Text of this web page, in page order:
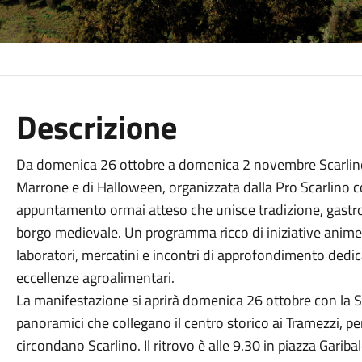
Descrizione
Da domenica 26 ottobre a domenica 2 novembre
Marrone e di Halloween, organizzata dalla Pro Scarlino
appuntamento ormai atteso che unisce tradizione,
borgo medievale. Un programma ricco di iniziative
laboratori, mercatini e incontri di approfondimento
eccellenze agroalimentari.
La manifestazione si aprirà domenica 26 ottobre con la
panoramici che collegano il centro storico ai Tramezzi,
circondano Scarlino. Il ritrovo è alle 9.30 in piazza